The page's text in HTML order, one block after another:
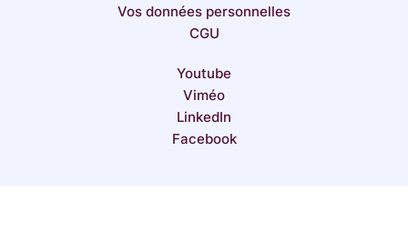
Vos données personnelles
CGU
Youtube
Viméo
LinkedIn
Facebook